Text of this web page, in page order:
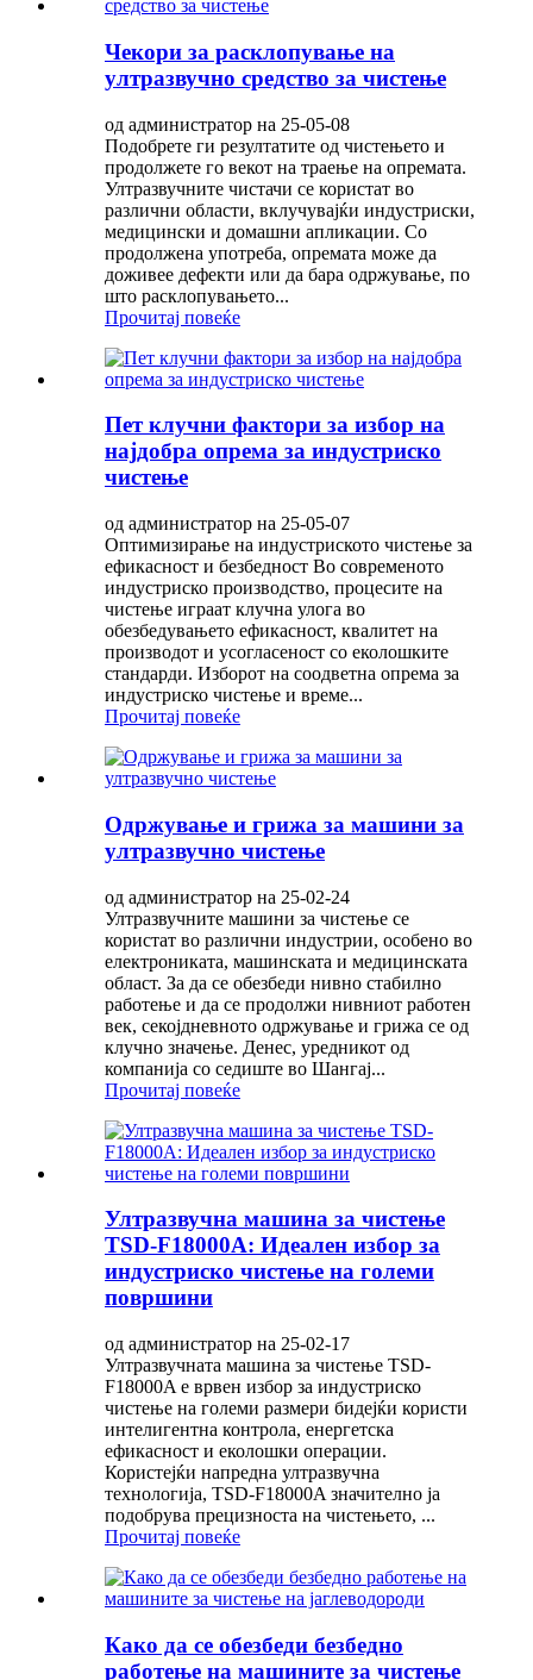
Чекори за расклопување на
ултразвучно средство за чистење
од администратор на 25-05-08
Подобрете ги резултатите од чистењето и
продолжете го векот на траење на опремата.
Ултразвучните чистачи се користат во
различни области, вклучувајќи индустриски,
медицински и домашни апликации. Со
продолжена употреба, опремата може да
доживее дефекти или да бара одржување, по
што расклопувањето...
Прочитај повеќе
Пет клучни фактори за избор на
најдобра опрема за индустриско
чистење
од администратор на 25-05-07
Оптимизирање на индустриското чистење за
ефикасност и безбедност Во современото
индустриско производство, процесите на
чистење играат клучна улога во
обезбедувањето ефикасност, квалитет на
производот и усогласеност со еколошките
стандарди. Изборот на соодветна опрема за
индустриско чистење и време...
Прочитај повеќе
Одржување и грижа за машини за
ултразвучно чистење
од администратор на 25-02-24
Ултразвучните машини за чистење се
користат во различни индустрии, особено во
електрониката, машинската и медицинската
област. За да се обезбеди нивно стабилно
работење и да се продолжи нивниот работен
век, секојдневното одржување и грижа се од
клучно значење. Денес, уредникот од
компанија со седиште во Шангај...
Прочитај повеќе
Ултразвучна машина за чистење
TSD-F18000A: Идеален избор за
индустриско чистење на големи
површини
од администратор на 25-02-17
Ултразвучната машина за чистење TSD-
F18000A е врвен избор за индустриско
чистење на големи размери бидејќи користи
интелигентна контрола, енергетска
ефикасност и еколошки операции.
Користејќи напредна ултразвучна
технологија, TSD-F18000A значително ја
подобрува прецизноста на чистењето, ...
Прочитај повеќе
Како да се обезбеди безбедно
работење на машините за чистење